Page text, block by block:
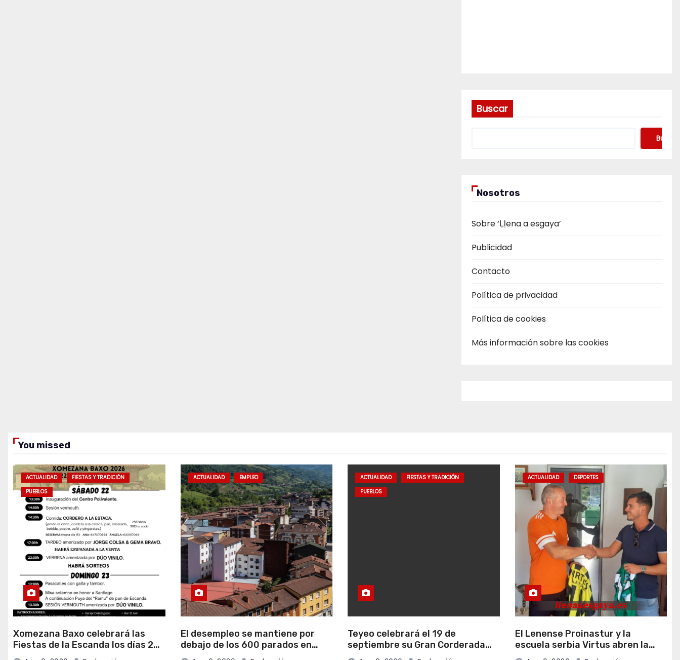
Buscar
Buscar
Nosotros
Sobre ‘Ḷḷena a esgaya’
Publicidad
Contacto
Política de privacidad
Política de cookies
Más información sobre las cookies
You missed
ACTUALIDAD
FIESTAS Y TRADICIÓN
PUEBLOS
Xomezana Baxo celebrará las
Fiestas de la Escanda los días 22
y 23 de agosto
ACTUALIDAD EMPLEO
El desempleo se mantiene por
debajo de los 600 parados en
Lena
ACTUALIDAD
FIESTAS Y TRADICIÓN
PUEBLOS
Teyeo celebrará el 19 de
septiembre su Gran Corderada
dentro de la programación de sus
ACTUALIDAD DEPORTES
El Lenense Proinastur y la
escuela serbia Virtus abren la
puerta a una futura colaboración